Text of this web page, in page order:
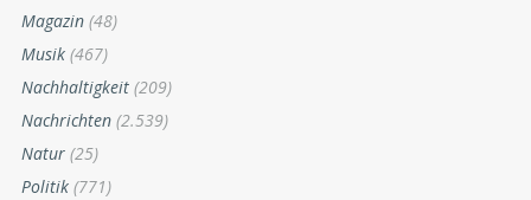
Magazin (48)
Musik (467)
Nachhaltigkeit (209)
Nachrichten (2.539)
Natur (25)
Politik (771)